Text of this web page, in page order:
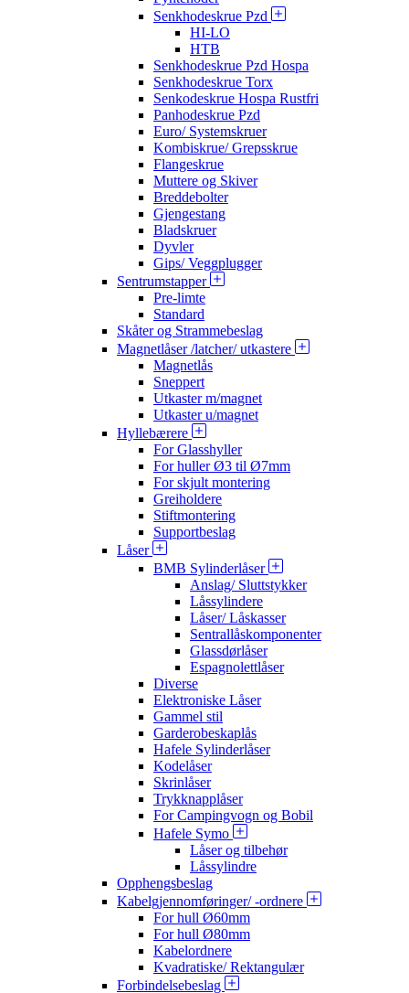
Senkhodeskrue Pzd
HI-LO
HTB
Senkhodeskrue Pzd Hospa
Senkhodeskrue Torx
Senkodeskrue Hospa Rustfri
Panhodeskrue Pzd
Euro/ Systemskruer
Kombiskrue/ Grepsskrue
Flangeskrue
Muttere og Skiver
Breddebolter
Gjengestang
Bladskruer
Dyvler
Gips/ Veggplugger
Sentrumstapper
Pre-limte
Standard
Skåter og Strammebeslag
Magnetlåser /latcher/ utkastere
Magnetlås
Sneppert
Utkaster m/magnet
Utkaster u/magnet
Hyllebærere
For Glasshyller
For huller Ø3 til Ø7mm
For skjult montering
Greiholdere
Stiftmontering
Supportbeslag
Låser
BMB Sylinderlåser
Anslag/ Sluttstykker
Låssylindere
Låser/ Låskasser
Sentrallåskomponenter
Glassdørlåser
Espagnolettlåser
Diverse
Elektroniske Låser
Gammel stil
Garderobeskaplås
Hafele Sylinderlåser
Kodelåser
Skrinlåser
Trykknapplåser
For Campingvogn og Bobil
Hafele Symo
Låser og tilbehør
Låssylindre
Opphengsbeslag
Kabelgjennomføringer/ -ordnere
For hull Ø60mm
For hull Ø80mm
Kabelordnere
Kvadratiske/ Rektangulær
Forbindelsebeslag